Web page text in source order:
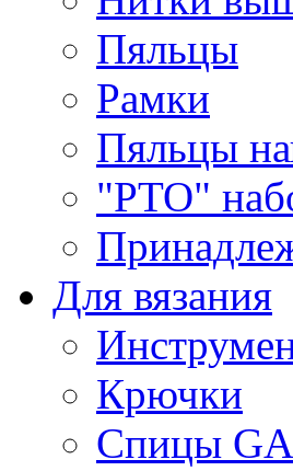
Пяльцы
Рамки
Пяльцы
"РТО"
Для вязания
Крючки
Спицы